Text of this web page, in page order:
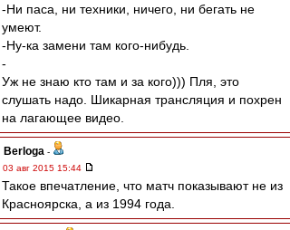
-Ни паса, ни техники, ничего, ни бегать не
умеют.
-Ну-ка замени там кого-нибудь.
-
Уж не знаю кто там и за кого))) Пля, это
слушать надо. Шикарная трансляция и похрен
на лагающее видео.
Berloga -
03 авг 2015 15:44
Такое впечатление, что матч показывают не из
Красноярска, а из 1994 года.